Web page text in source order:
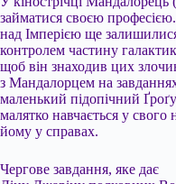
займатися своєю
над Імперією ще
контролем частину
щоб він знаходив цих
з Мандалорцем на
маленький підопічний
малятко навчається у свого
йому у справах.
Чергове завдання, яке дає